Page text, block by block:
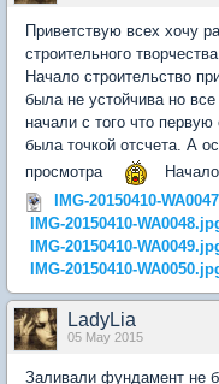
Приветствую всех хочу
строительного
Начало строительство
была не устойчива но
начали с того что
была точкой отсчета. А
просмотра
IMG-20150410-
IMG-20150410-
IMG-20150410-
IMG-20150410-
LadyLia
05 May 2015
Заливали фундамент не